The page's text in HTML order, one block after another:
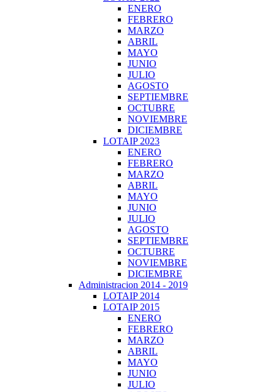
ENERO
FEBRERO
MARZO
ABRIL
MAYO
JUNIO
JULIO
AGOSTO
SEPTIEMBRE
OCTUBRE
NOVIEMBRE
DICIEMBRE
LOTAIP 2023
ENERO
FEBRERO
MARZO
ABRIL
MAYO
JUNIO
JULIO
AGOSTO
SEPTIEMBRE
OCTUBRE
NOVIEMBRE
DICIEMBRE
Administracion 2014 - 2019
LOTAIP 2014
LOTAIP 2015
ENERO
FEBRERO
MARZO
ABRIL
MAYO
JUNIO
JULIO